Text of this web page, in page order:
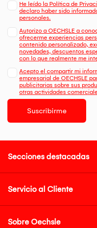
He leído la Política de
declaro haber sido
personales.
Autorizo a OECHSLE a
ofrecerme experiencias
contenido personalizado,
novedades, descuentos
con lo que realmente me
Acepto el compartir mi
empresarial de OECHSLE
publicitarias sobre sus
otras actividades
Suscribirme
Secciones destacadas
Servicio al Cliente
Sobre Oechsle